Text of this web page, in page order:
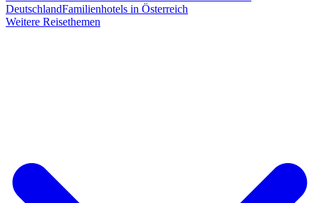
DeutschlandFamilienhotels in Österreich
Weitere Reisethemen